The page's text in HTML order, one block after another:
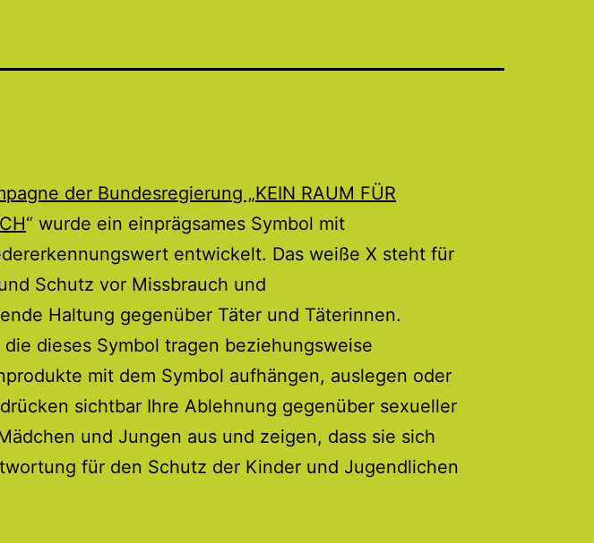
der Bundesregierung „KEIN RAUM FÜR
“ wurde ein einprägsames Symbol mit
entwickelt. Das weiße X steht für
Schutz vor Missbrauch und
Haltung gegenüber Täter und Täterinnen.
dieses Symbol tragen beziehungsweise
mit dem Symbol aufhängen, auslegen oder
sichtbar Ihre Ablehnung gegenüber sexueller
und Jungen aus und zeigen, dass sie sich
für den Schutz der Kinder und Jugendlichen